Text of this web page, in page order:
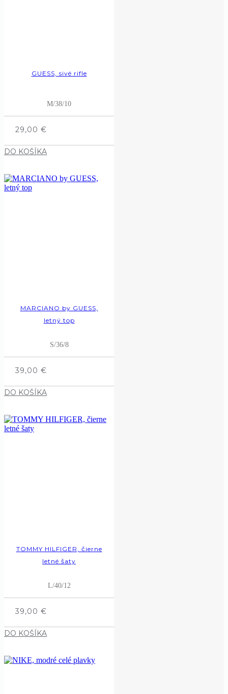
GUESS, sivé rifle
M/38/10
29,00 €
DO KOŠÍKA
MARCIANO by GUESS,
letný top
S/36/8
39,00 €
DO KOŠÍKA
TOMMY HILFIGER, čierne
letné šaty
L/40/12
39,00 €
DO KOŠÍKA